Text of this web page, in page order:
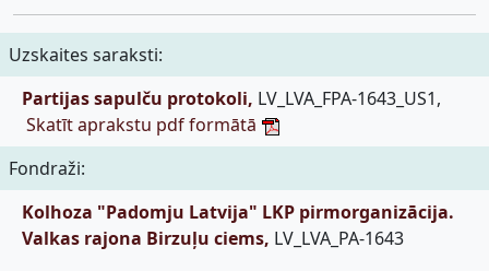
Uzskaites saraksti:
Partijas sapulču protokoli, LV_LVA_FPA-1643_US1,
Skatīt aprakstu pdf formātā
Fondraži:
Kolhoza "Padomju Latvija" LKP pirmorganizācija.
Valkas rajona Birzuļu ciems, LV_LVA_PA-1643